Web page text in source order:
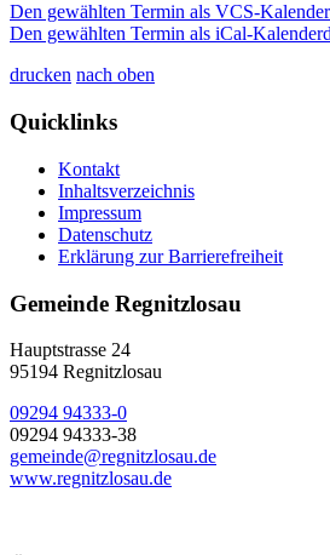
Den gewählten Termin als VCS-
Den gewählten Termin als iCal-
drucken nach oben
Quicklinks
Kontakt
Inhaltsverzeichnis
Impressum
Datenschutz
Erklärung zur Barrierefreiheit
Gemeinde Regnitzlosau
Hauptstrasse 24
95194 Regnitzlosau
09294 94333-0
09294 94333-38
gemeinde@regnitzlosau.de
www.regnitzlosau.de